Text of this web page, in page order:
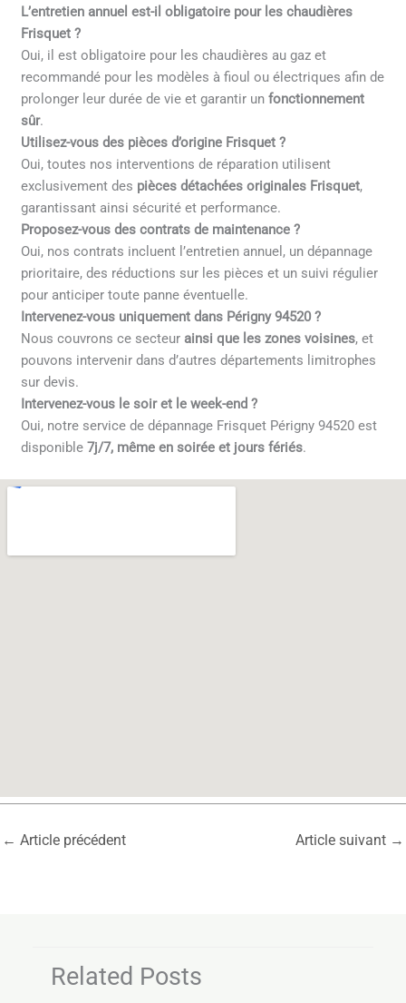
L’entretien annuel est-il obligatoire pour les chaudières
Frisquet ?
Oui, il est obligatoire pour les chaudières au gaz et
recommandé pour les modèles à fioul ou électriques afin de
prolonger leur durée de vie et garantir unfonctionnement
sûr.
Utilisez-vous des pièces d’origine Frisquet ?
Oui, toutes nos interventions de réparation utilisent
exclusivement des pièces détachées originales Frisquet,
garantissant ainsi sécurité et performance.
Proposez-vous des contrats de maintenance ?
Oui, nos contrats incluent l’entretien annuel, un dépannage
prioritaire, des réductions sur les pièces et un suivi régulier
pour anticiper toute panne éventuelle.
Intervenez-vous uniquement dans Périgny 94520 ?
Nous couvrons ce secteur ainsi que les zones voisines, et
pouvons intervenir dans d’autres départements limitrophes
sur devis.
Intervenez-vous le soir et le week-end ?
Oui, notre service de dépannage Frisquet Périgny 94520 est
disponible7j/7, même en soirée et jours fériés.
← Article précédent Article suivant →
Related Posts